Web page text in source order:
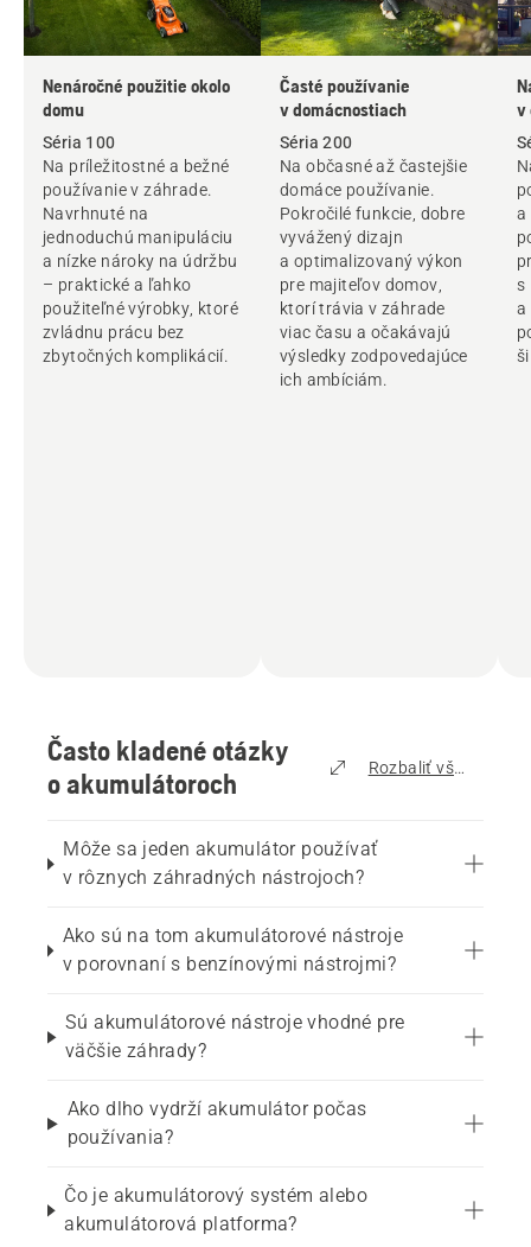
Nenáročné použitie okolo
domu
Séria 100
Na príležitostné a bežné
používanie v záhrade.
Navrhnuté na
jednoduchú manipuláciu
a nízke nároky na údržbu
– praktické a ľahko
použiteľné výrobky, ktoré
zvládnu prácu bez
zbytočných komplikácií.
Časté používanie
v domácnostiach
Séria 200
Na občasné až častejšie
domáce používanie.
Pokročilé funkcie, dobre
vyvážený dizajn
a optimalizovaný výkon
pre majiteľov domov,
ktorí trávia v záhrade
viac času a očakávajú
výsledky zodpovedajúce
ich ambíciám.
v
a
s
a
Často kladené otázky
o akumulátoroch
Rozbaliť všetko
Môže sa jeden akumulátor používať
v rôznych záhradných nástrojoch?
Ako sú na tom akumulátorové nástroje
v porovnaní s benzínovými nástrojmi?
Sú akumulátorové nástroje vhodné pre
väčšie záhrady?
Ako dlho vydrží akumulátor počas
používania?
Čo je akumulátorový systém alebo
akumulátorová platforma?